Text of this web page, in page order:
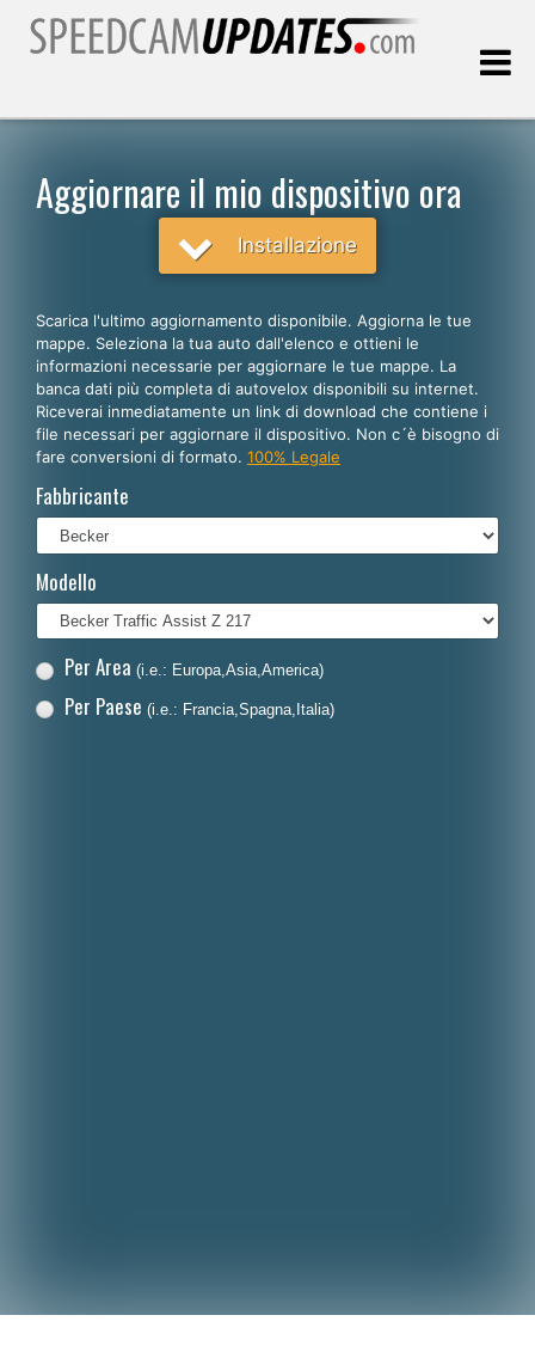
Italiano
English
Español
Deutsch
Polski
Dansk
Aggiornare il mio dispositivo ora
Installazione
Scarica l'ultimo aggiornamento disponibile. Aggiorna le tue
mappe. Seleziona la tua auto dall'elenco e ottieni le
informazioni necessarie per aggiornare le tue mappe. La
banca dati più completa di autovelox disponibili su internet.
Riceverai inmediatamente un link di download che contiene i
file necessari per aggiornare il dispositivo. Non c´è bisogno di
fare conversioni di formato. 100% Legale
Fabbricante
Modello
Per Area (i.e.: Europa,Asia,America)
Per Paese (i.e.: Francia,Spagna,Italia)